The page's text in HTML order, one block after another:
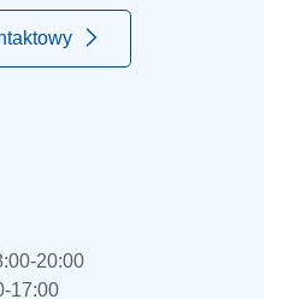
20:00
17:00